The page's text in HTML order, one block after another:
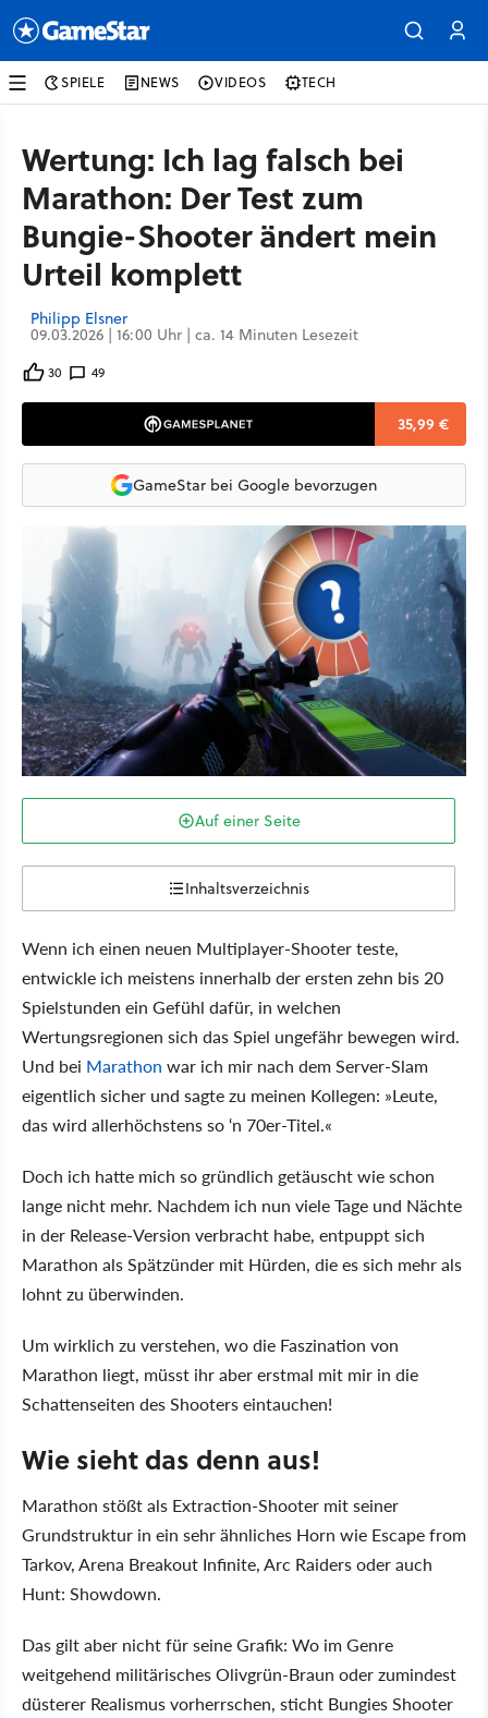
SPIELE NEWS VIDEOS TECH
Wertung: Ich lag falsch bei
Marathon: Der Test zum
Bungie-Shooter ändert mein
Urteil komplett
Philipp Elsner
09.03.2026 | 16:00 Uhr | ca. 14 Minuten Lesezeit
30 49
35,99 €
GameStar bei Google bevorzugen
Auf einer Seite
Inhaltsverzeichnis
Wenn ich einen neuen Multiplayer-Shooter teste,
entwickle ich meistens innerhalb der ersten zehn bis 20
Spielstunden ein Gefühl dafür, in welchen
Wertungsregionen sich das Spiel ungefähr bewegen wird.
Und bei Marathon war ich mir nach dem Server-Slam
eigentlich sicher und sagte zu meinen Kollegen: »Leute,
das wird allerhöchstens so ‘n 70er-Titel.«
Doch ich hatte mich so gründlich getäuscht wie schon
lange nicht mehr. Nachdem ich nun viele Tage und Nächte
in der Release-Version verbracht habe, entpuppt sich
Marathon als Spätzünder mit Hürden, die es sich mehr als
lohnt zu überwinden.
Um wirklich zu verstehen, wo die Faszination von
Marathon liegt, müsst ihr aber erstmal mit mir in die
Schattenseiten des Shooters eintauchen!
Wie sieht das denn aus!
Marathon stößt als Extraction-Shooter mit seiner
Grundstruktur in ein sehr ähnliches Horn wie Escape from
Tarkov, Arena Breakout Infinite, Arc Raiders oder auch
Hunt: Showdown.
Das gilt aber nicht für seine Grafik: Wo im Genre
weitgehend militärisches Olivgrün-Braun oder zumindest
düsterer Realismus vorherrschen, sticht Bungies Shooter